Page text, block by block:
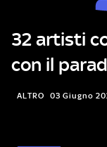
32 artisti
con il
ALTRO 03 Giugno